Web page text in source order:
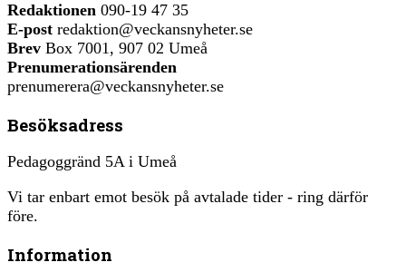
Redaktionen 090-19 47 35
E-post redaktion@veckansnyheter.se
Brev Box 7001, 907 02 Umeå
Prenumerationsärenden
prenumerera@veckansnyheter.se
Besöksadress
Pedagoggränd 5A i Umeå
Vi tar enbart emot besök på avtalade tider - ring därför
före.
Information